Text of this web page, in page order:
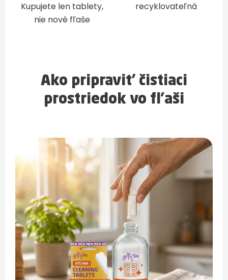
Kupujete len tablety,
nie nové fľaše
recyklovateľná
Ako pripraviť čistiaci
prostriedok vo fľaši